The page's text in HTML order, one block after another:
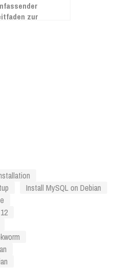
zur
Install MySQL on Debian